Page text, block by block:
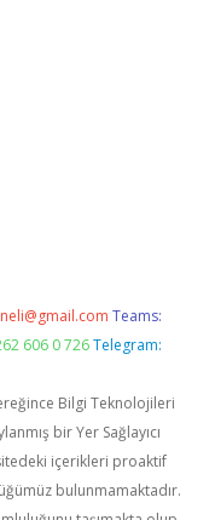
Teams:
606 0 726 Telegram:
Bilgi Teknolojileri
bir Yer Sağlayıcı
içerikleri proaktif
bulunmamaktadır.